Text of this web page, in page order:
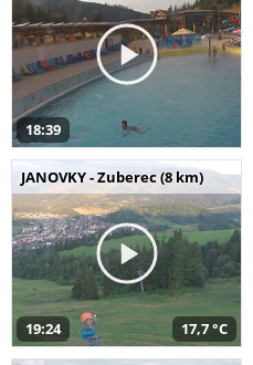
18:39
JANOVKY - Zuberec (8 km)
19:24 17,7 °C